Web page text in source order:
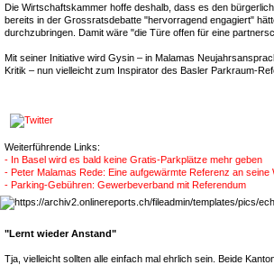
Die Wirtschaftskammer hoffe deshalb, dass es den
bereits in der Grossratsdebatte "hervorragend engagiert"
durchzubringen. Damit wäre "die Türe offen für eine
Mit seiner Initiative wird Gysin – in Malamas
Kritik – nun vielleicht zum Inspirator des Basler Parkraum-
Weiterführende Links:
- In Basel wird es bald keine Gratis-Parkplätze mehr geben
- Peter Malamas Rede: Eine aufgewärmte Referenz an seine
- Parking-Gebühren: Gewerbeverband mit Referendum
"Lernt wieder Anstand"
Tja, vielleicht sollten alle einfach mal ehrlich sein. Beide